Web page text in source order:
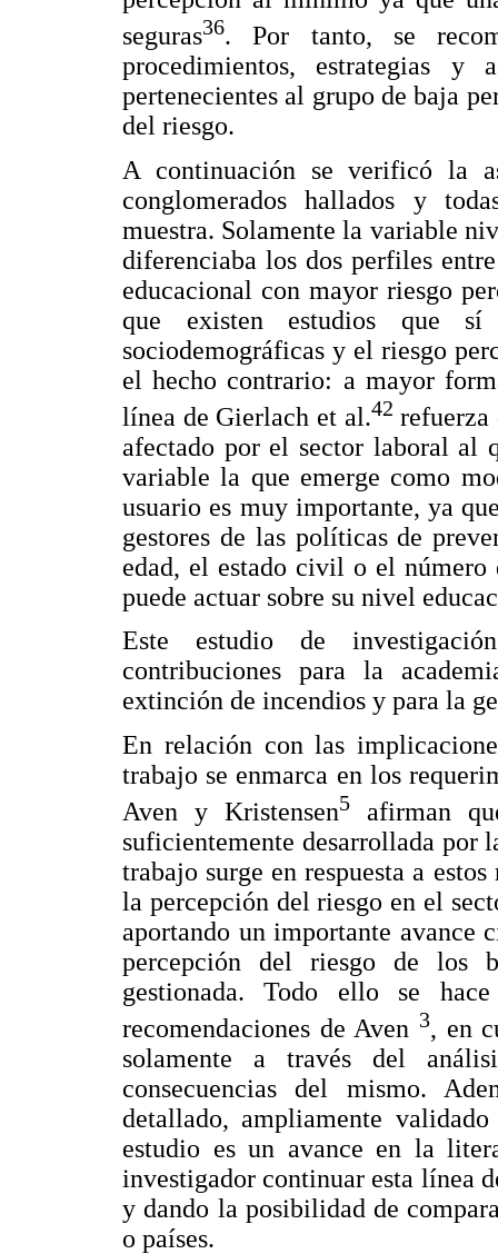
seguras36. Por tanto, se
procedimientos, estrategias y
pertenecientes al grupo de baja
del riesgo.
A continuación se verificó la
conglomerados hallados y
muestra. Solamente la variable
diferenciaba los dos perfiles
educacional con mayor riesgo
que existen estudios que
sociodemográficas y el riesgo
el hecho contrario: a mayor
línea de Gierlach et al.42 refuerza
afectado por el sector laboral al
variable la que emerge como
usuario es muy importante, ya
gestores de las políticas de
edad, el estado civil o el
puede actuar sobre su nivel
Este estudio de
contribuciones para la
extinción de incendios y para la
En relación con las
trabajo se enmarca en los
Aven y Kristensen5 afirman
suficientemente desarrollada por
trabajo surge en respuesta a
la percepción del riesgo en el
aportando un importante avance
percepción del riesgo de los
gestionada. Todo ello se
recomendaciones de Aven 3, en
solamente a través del
consecuencias del mismo.
detallado, ampliamente
estudio es un avance en la
investigador continuar esta línea
y dando la posibilidad de
o países.